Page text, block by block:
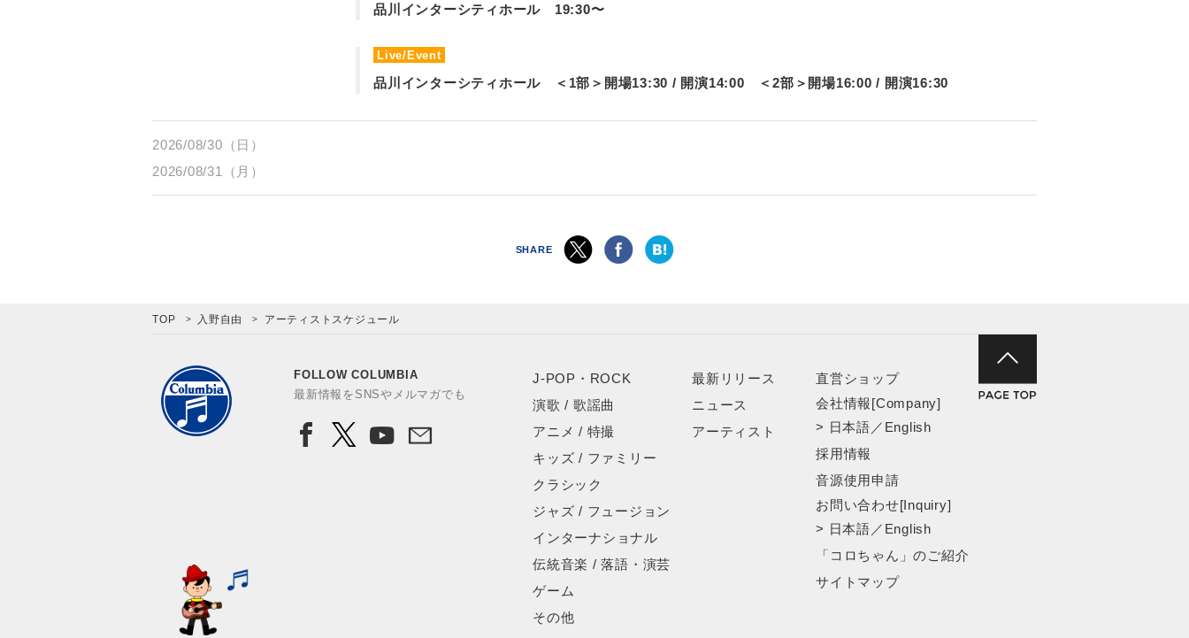
品川インターシティホール 19:30〜
Live/Event
品川インターシティホール ＜1部＞開場13:30 / 開演14:00 ＜2部＞開場16:00 / 開演16:30
2026/08/30（日）
2026/08/31（月）
SHARE
TOP 入野自由 アーティストスケジュール
FOLLOW COLUMBIA
最新情報をSNSやメルマガでも
J-POP・ROCK
演歌 / 歌謡曲
アニメ / 特撮
キッズ / ファミリー
クラシック
ジャズ / フュージョン
インターナショナル
伝統音楽 / 落語・演芸
ゲーム
その他
最新リリース
ニュース
アーティスト
直営ショップ
会社情報[Company]
> 日本語 ／ English
採用情報
音源使用申請
お問い合わせ[Inquiry]
> 日本語 ／ English
「コロちゃん」のご紹介
サイトマップ